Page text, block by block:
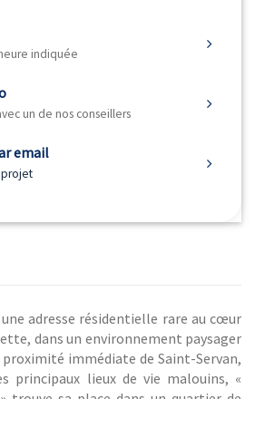
indiquée
un de nos conseillers
email
projet
adresse résidentielle rare au cœur
dans un environnement paysager
immédiate de Saint-Servan,
principaux lieux de vie malouins, «
trouve sa place dans un quartier de
architectural, modernité et art de